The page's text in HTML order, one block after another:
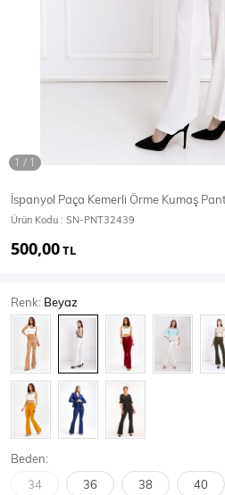
T-Shirt
Body Atlet
SPOR GİYİM
İspanyol Paça Kemerli Örme Kumaş
Ürün Kodu : SN-PNT32439
500,00TL
Renk: Beyaz
Beden:
34 36 38 40